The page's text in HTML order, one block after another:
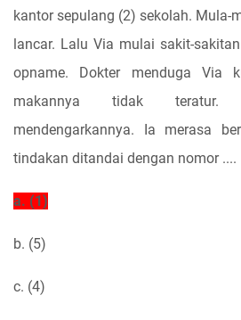
kantor sepulang (2) sekolah. Mula-
lancar. Lalu Via mulai sakit-
opname. Dokter menduga Via
makannya tidak teratur.
mendengarkannya. Ia merasa
tindakan ditandai dengan nomor ....
a. (1)
b. (5)
c. (4)